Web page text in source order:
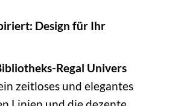
Design für Ihr
Regal Univers
zeitloses und elegantes